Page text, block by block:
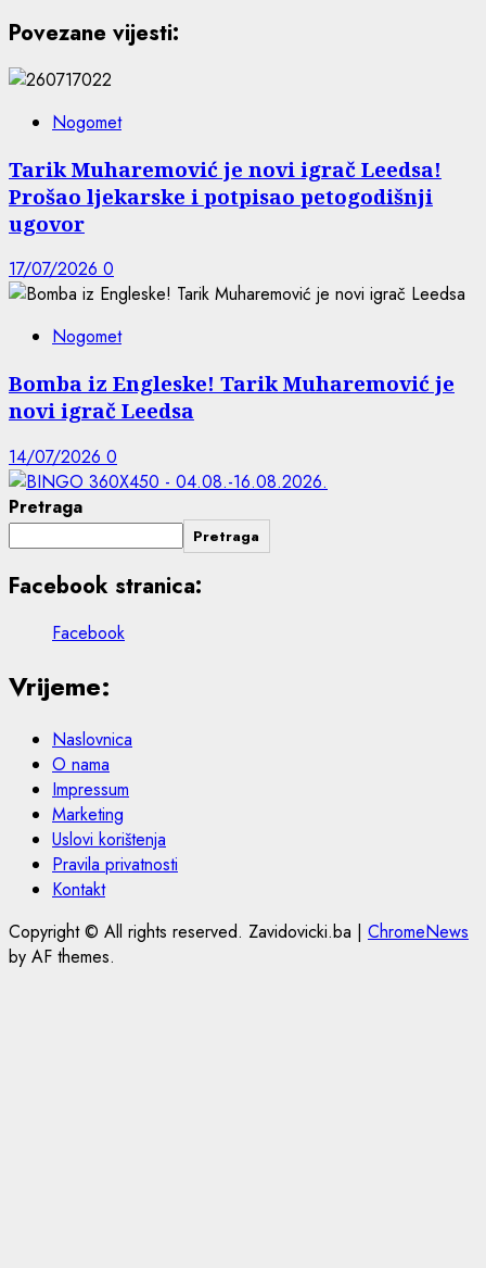
Povezane vijesti:
Nogomet
Tarik Muharemović je novi igrač Leedsa!
Prošao ljekarske i potpisao petogodišnji
ugovor
17/07/2026 0
Nogomet
Bomba iz Engleske! Tarik Muharemović je
novi igrač Leedsa
14/07/2026 0
Pretraga
Pretraga
Facebook stranica:
Facebook
Vrijeme:
Naslovnica
O nama
Impressum
Marketing
Uslovi korištenja
Pravila privatnosti
Kontakt
Copyright © All rights reserved. Zavidovicki.ba | ChromeNews
by AF themes.